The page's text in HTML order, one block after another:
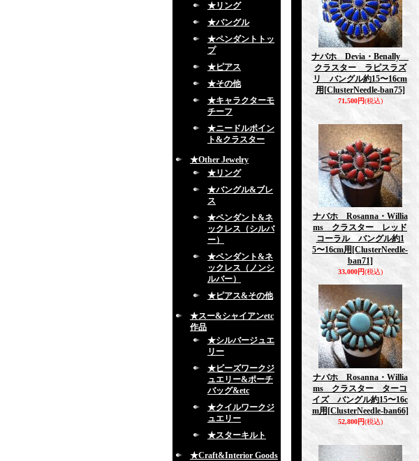
★リング
★バングル
★ペンダントトッ
プ
★ピアス
★その他
★キャラクターモ
チーフ
★ニードルポイン
ト&クラスター
★Other Jewelry
★リング
★バングル&ブレ
ス
★ペンダント&ネ
ックレス（シルバ
ー）
★ペンダント&ネ
ックレス（ノンシ
ルバー）
★ピアス&その他
★スー&シャイアンetc
作品
★シルバージュエ
リー
★ビーズワークジ
ュエリー&ポーチ
バッグ&etc
★クイルワークジ
ュエリー
★スターキルト
★Craft&Interior Goods
ナバホ Devia・Benally
クラスター ラピスラズ
リ バングル約15〜16cm
用 [ClusterNeedle-ban75]
71,500円(税込)
ナバホ Rosanna・Willia
ms クラスター レッド
コーラル バングル約1
5〜16cm用 [ClusterNeedle-
ban71]
33,000円(税込)
ナバホ Rosanna・Willia
ms クラスター ターコ
イズ バングル約15〜16c
m用 [ClusterNeedle-ban66]
52,800円(税込)